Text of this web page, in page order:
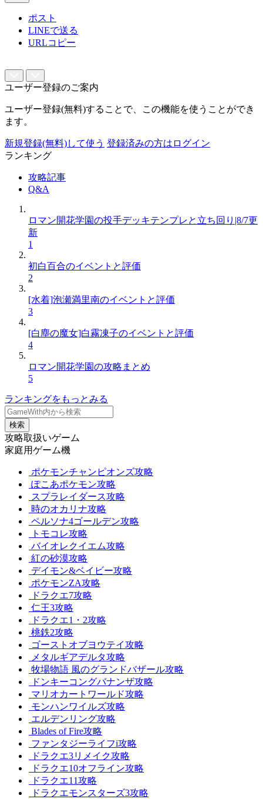
ポスト
LINEで送る
URLコピー
ユーザー登録のご案内
ユーザー登録(無料)することで、この機能を使うことができ
ます。
新規登録(無料)して使う 登録済みの方はログイン
ランキング
攻略記事
Q&A
ロマン開花学園の投手デッキテンプレと立ち回り|8/7更
新
1
初白百合のイベントと評価
2
[水着]泡瀬満里南のイベントと評価
3
[白塵の魔女]白霧凍子のイベントと評価
4
ロマン開花学園の攻略まとめ
5
ランキングをもっとみる
検索
攻略取扱いゲーム
家庭用ゲーム機
ポケモンチャンピオンズ攻略
ぽこあポケモン攻略
スプラレイダース攻略
時のオカリナ攻略
ペルソナ4ゴールデン攻略
トモコレ攻略
バイオレクイエム攻略
紅の砂漠攻略
デイモン&ベイビー攻略
ポケモンZA攻略
ドラクエ7攻略
仁王3攻略
ドラクエ1・2攻略
桃鉄2攻略
ゴーストオブヨウテイ攻略
メタルギアデルタ攻略
牧場物語 風のグランドバザール攻略
ドンキーコングバナンザ攻略
マリオカートワールド攻略
モンハンワイルズ攻略
エルデンリング攻略
Blades of Fire攻略
ファンタジーライフi攻略
ドラクエ3リメイク攻略
ドラクエ10オフライン攻略
ドラクエ11攻略
ドラクエモンスターズ3攻略